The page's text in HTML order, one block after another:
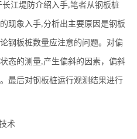
江堤防介绍入手,笔者从钢板桩
现象入手,分析出主要原因 是钢板
钢板桩数量应注意的问题。对偏
态的测量,产生偏斜的因素， 偏斜
最后对钢板桩运行观测 结果进行
术